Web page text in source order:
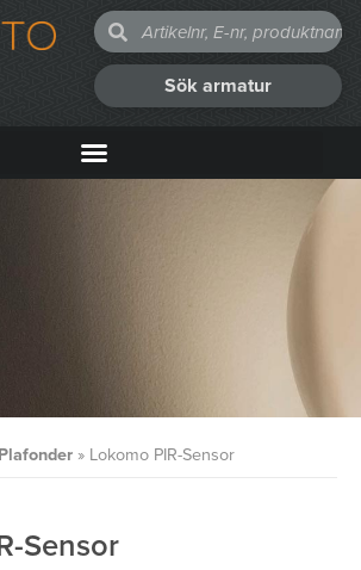
Sök armatur
Plafonder » Lokomo PIR-Sensor
Sensor